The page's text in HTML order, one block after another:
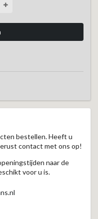
bestellen. Heeft u
contact met ons op!
naar de
voor u is.